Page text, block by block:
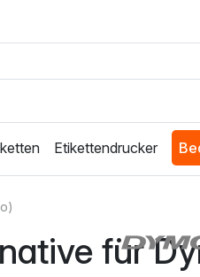
Etikettendrucker
für